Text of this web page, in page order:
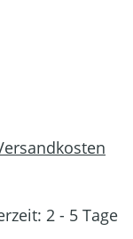
2 - 5 Tage